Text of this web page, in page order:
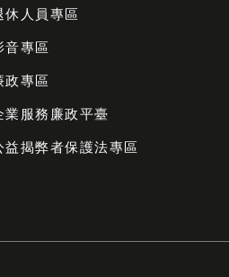
休人員專區
音專區
政專區
業服務廉政平臺
益揭弊者保護法專區